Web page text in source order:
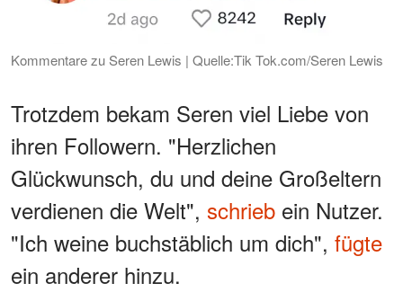
Kommentare zu Seren Lewis | Quelle:Tik Tok.com/Seren Lewis
Trotzdem bekam Seren viel Liebe von
ihren Followern. "Herzlichen
Glückwunsch, du und deine Großeltern
verdienen die Welt", schrieb ein Nutzer.
"Ich weine buchstäblich um dich", fügte
ein anderer hinzu.